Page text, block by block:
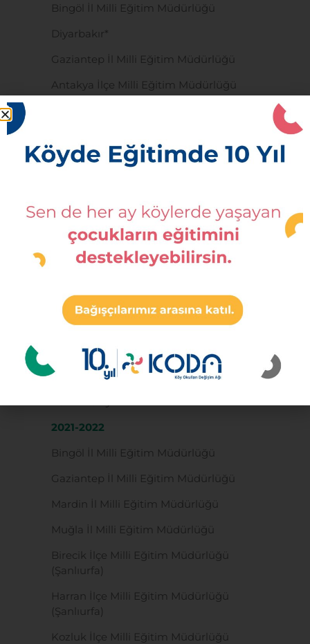
Bingöl İl Milli Eğitim Müdürlüğü
Diyarbakır*
Gaziantep İl Milli Eğitim Müdürlüğü
Antakya İlçe Milli Eğitim Müdürlüğü
Mardin İl Milli Eğitim Müdürlüğü
Muş-Varto İlçe Milli Eğitim Müdürlüğü
Şanlıurfa-Birecik İlçe Milli Eğitim
Şanlıurfa-Siverek İlçe Milli Eğitim
Müdürlüğü
Van İl Milli Eğitim Müdürlüğü
2021-2022
Bingöl İl Milli Eğitim Müdürlüğü
Gaziantep İl Milli Eğitim Müdürlüğü
Mardin İl Milli Eğitim Müdürlüğü
Muğla İl Milli Eğitim Müdürlüğü
Birecik İlçe Milli Eğitim Müdürlüğü
(Şanlıurfa)
Harran İlçe Milli Eğitim Müdürlüğü
(Şanlıurfa)
Kozluk İlçe Milli Eğitim Müdürlüğü